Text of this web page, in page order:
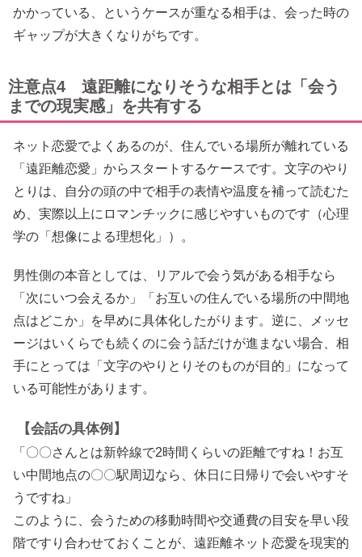
かかっている、というケースが重なる相手は、会った時の
ギャップが大きくなりがちです。
注意点4 遠距離になりそうな相手とは「会う
までの現実感」を共有する
ネット恋愛でよくあるのが、住んでいる場所が離れている
「遠距離恋愛」からスタートするケースです。文字のやり
とりは、自分の頭の中で相手の表情や温度を補って読むた
め、実際以上にロマンチックに感じやすいものです（心理
学の「想像による理想化」）。
男性側の本音としては、リアルで会う気がある相手なら
「次にいつ会えるか」「お互いの住んでいる場所の中間地
点はどこか」を早めに具体化したがります。逆に、メッセ
ージはいくらでも続くのに会う話だけが進まない場合、相
手にとっては「文字のやりとりそのものが目的」になって
いる可能性があります。
【会話の具体例】
「〇〇さんとは新幹線で2時間くらいの距離ですね！お互
い中間地点の〇〇駅周辺なら、休日に日帰りで会いやすそ
うですね」
このように、会うための移動時間や交通費の目安を早い段
階ですり合わせておくことが、遠距離ネット恋愛を現実的